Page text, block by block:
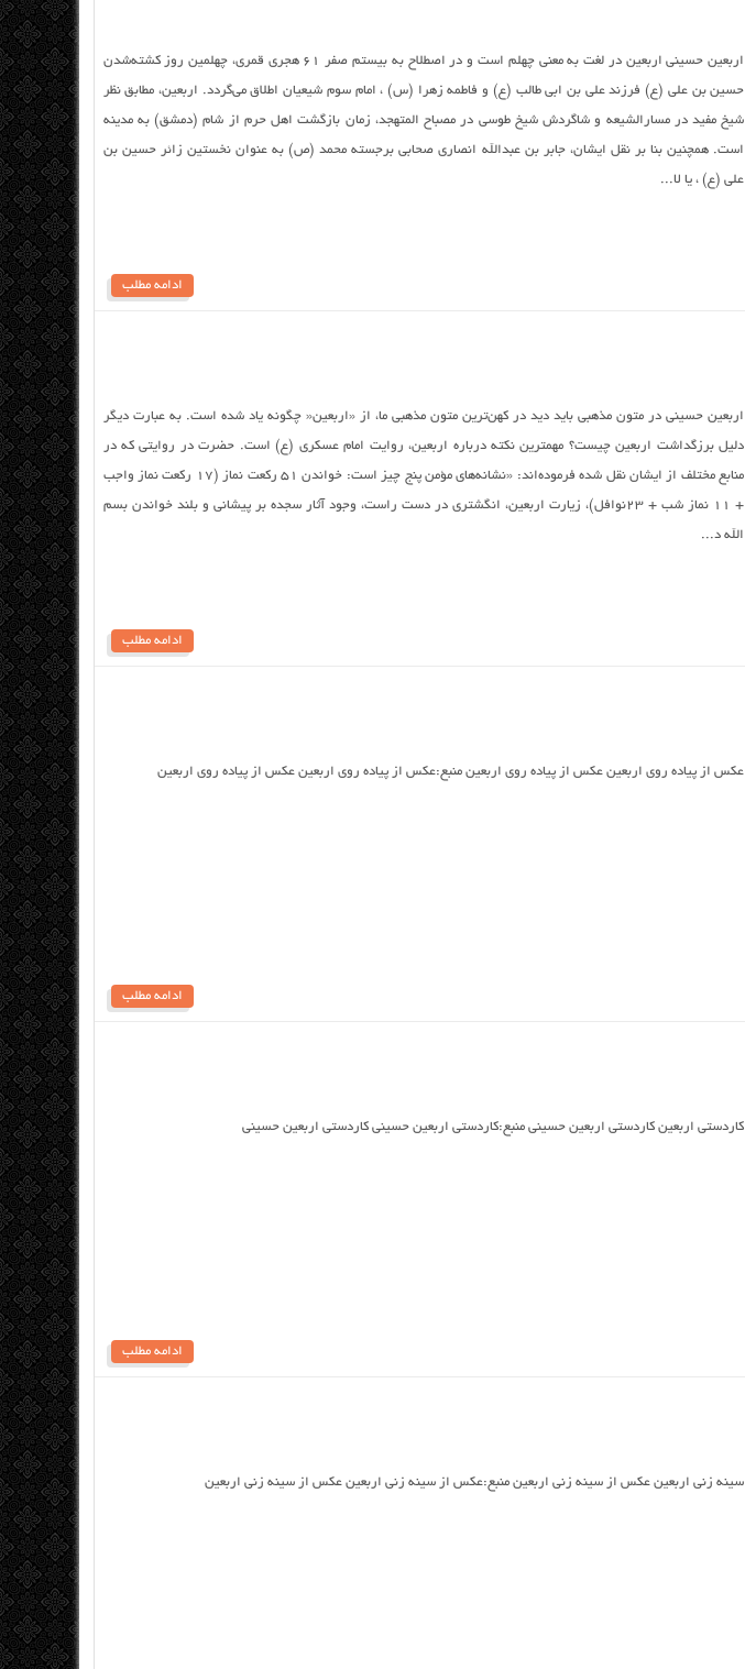
اربعین حسینی اربعین در لغت به معنی چهلم است و در اصطلاح به بیستم صفر ۶۱ هجری قمری، چهلمین روز کشته‌شدن
حسین بن علی (ع) فرزند علی بن ابی طالب (ع) و فاطمه زهرا (س) ، امام سوم شیعیان اطلاق می‌گردد. اربعین، مطابق نظر
شیخ مفید در مسارالشیعه و شاگردش شیخ طوسی در مصباح المتهجد، زمان بازگشت اهل حرم از شام (دمشق) به مدینه
است. همچنین بنا بر نقل ایشان، جابر بن عبدالله انصاری صحابی برجسته محمد (ص) به عنوان نخستین زائر حسین بن
علی (ع) ، یا لا...
ادامه مطلب
اربعین حسینی در متون مذهبی باید دید در کهن‌ترین متون مذهبی ما، از «اربعین‌« چگونه یاد شده است‌. به عبارت ‌دیگر
دلیل برزگداشت اربعین چیست‌؟ مهمترین نکته درباره اربعین‌، روایت امام عسکری (ع‌) است‌. حضرت در روایتی که در
منابع ‌مختلف از ایشان نقل شده فرموده‌اند: «نشانه‌های مؤمن پنج چیز است‌: خواندن ۵۱ رکعت نماز (۱۷ رکعت نماز واجب
+ ۱۱ نماز شب + ۲۳نوافل‌)، زیارت اربعین، انگشتری در دست راست، وجود آثار سجده ‌بر پیشانی و بلند خواندن بسم
الله د...
ادامه مطلب
عکس از پیاده روی اربعین عکس از پیاده روی اربعین منبع:عکس از پیاده روی اربعین عکس از پیاده روی اربعین
ادامه مطلب
کاردستی اربعین کاردستی اربعین حسینی منبع:کاردستی اربعین حسینی کاردستی اربعین حسینی
ادامه مطلب
سینه زنی اربعین عکس از سینه زنی اربعین منبع:عکس از سینه زنی اربعین عکس از سینه زنی اربعین